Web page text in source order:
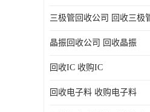
三极管回收公司 回收三极
晶振回收公司 回收晶振
回收IC 收购IC
回收电子料 收购电子料